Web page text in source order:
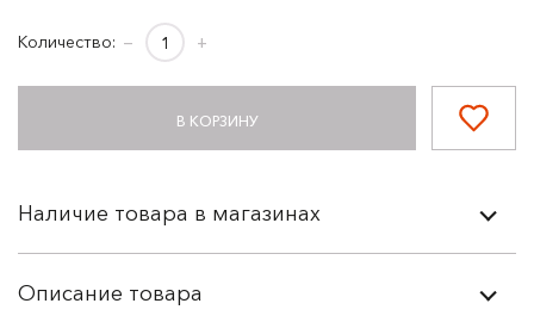
Количество: − +
В КОРЗИНУ
Наличие товара в магазинах
Описание товара